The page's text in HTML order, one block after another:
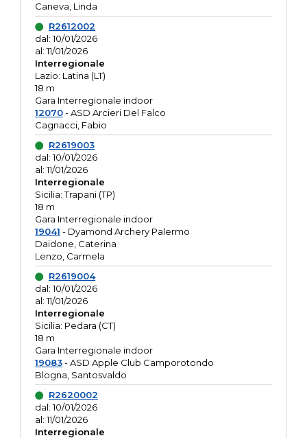
Caneva, Linda
R2612002
dal: 10/01/2026
al: 11/01/2026
Interregionale
Lazio: Latina (LT)
18 m
Gara Interregionale indoor
12070- ASD Arcieri Del Falco
Cagnacci, Fabio
R2619003
dal: 10/01/2026
al: 11/01/2026
Interregionale
Sicilia: Trapani (TP)
18 m
Gara Interregionale indoor
19041 - Dyamond Archery Palermo
Daidone, Caterina
Lenzo, Carmela
R2619004
dal: 10/01/2026
al: 11/01/2026
Interregionale
Sicilia: Pedara (CT)
18 m
Gara Interregionale indoor
19083- ASD Apple Club Camporotondo
Blogna, Santosvaldo
R2620002
dal: 10/01/2026
al: 11/01/2026
Interregionale